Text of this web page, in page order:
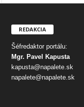
REDAKCIA
Šéfredaktor portálu:
Mgr. Pavel Kapusta
kapusta@napalete.sk
napalete@napalete.sk